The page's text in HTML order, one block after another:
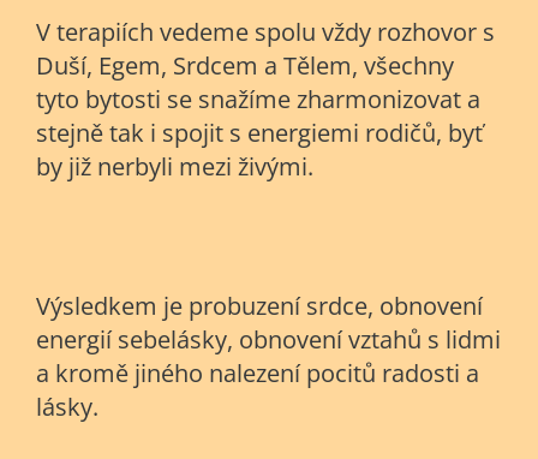
V terapiích vedeme spolu vždy rozhovor s
Duší, Egem, Srdcem a Tělem, všechny
tyto bytosti se snažíme zharmonizovat a
stejně tak i spojit s energiemi rodičů, byť
by již nerbyli mezi živými.
Výsledkem je probuzení srdce, obnovení
energií sebelásky, obnovení vztahů s lidmi
a kromě jiného nalezení pocitů radosti a
lásky.